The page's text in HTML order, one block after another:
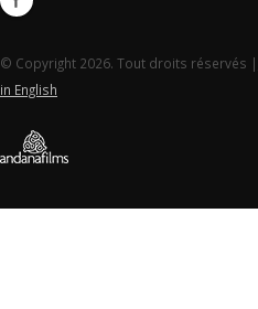
© Copyright 2026. Tout droits réservés |
in English